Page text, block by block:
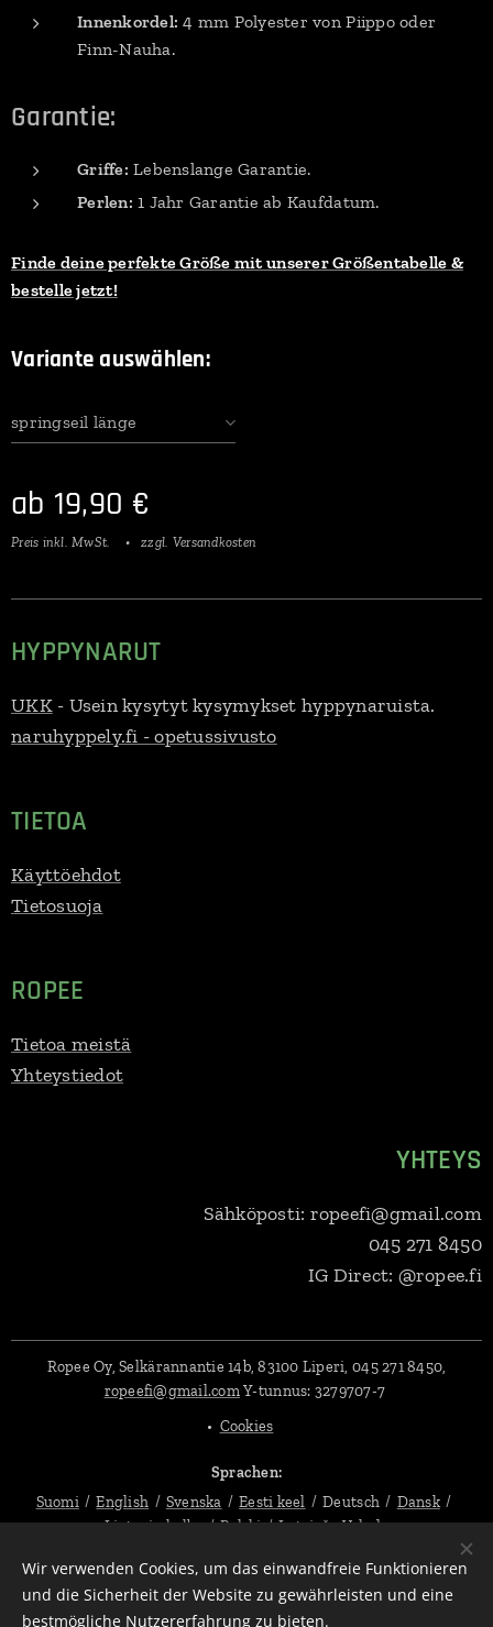
Innenkordel: 4 mm Polyester von Piippo oder
Finn-Nauha.
Garantie:
Griffe: Lebenslange Garantie.
Perlen: 1 Jahr Garantie ab Kaufdatum.
Finde deine perfekte Größe mit unserer Größentabelle &
bestelle jetzt!
Variante auswählen:
springseil länge
ab 19,90 €
Preis inkl. MwSt. zzgl. Versandkosten
HYPPYNARUT
UKK- Usein kysytyt kysymykset hyppynaruista.
naruhyppely.fi - opetussivusto
TIETOA
Käyttöehdot
Tietosuoja
ROPEE
Tietoa meistä
Yhteystiedot
YHTEYS
Sähköposti: ropeefi@gmail.com
045 271 8450
IG Direct: @ropee.fi
Ropee Oy, Selkärannantie 14b, 83100 Liperi, 045 271 8450,
ropeefi@gmail.comY-tunnus: 3279707-7
Cookies
Sprachen
Suomi
English Svenska Eesti keel Deutsch
Dansk
Lietuvių kalba
Polski Latviešu Valoda
Währung
EUR €
SEK kr PLN zł DKK kr USD $ CZK Kč
Wir verwenden Cookies, um das einwandfreie Funktionieren
und die Sicherheit der Website zu gewährleisten und eine
bestmögliche Nutzererfahrung zu bieten.